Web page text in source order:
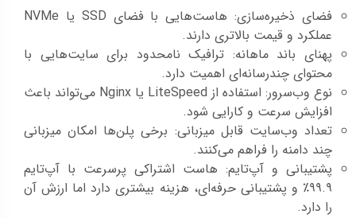
فضای ذخیره‌سازی: هاست‌هایی با فضای SSD یا NVMe
عملکرد و قیمت بالاتری دارند.
پهنای باند ماهانه: ترافیک نامحدود برای سایت‌هایی با
محتوای چندرسانه‌ای اهمیت دارد.
نوع وب‌سرور: استفاده از LiteSpeed یا Nginx می‌تواند باعث
افزایش سرعت و کارایی شود.
تعداد وب‌سایت قابل میزبانی: برخی پلن‌ها امکان میزبانی
چند دامنه را فراهم می‌کنند.
پشتیبانی و آپ‌تایم: هاست اشتراکی پرسرعت با آپ‌تایم
۹۹.۹٪ و پشتیبانی حرفه‌ای، هزینه بیشتری دارد اما ارزش آن
را دارد.